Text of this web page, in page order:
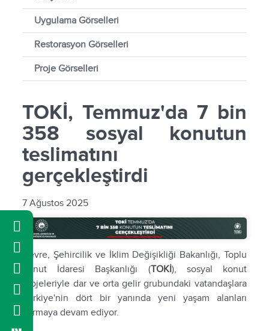
Uygulama Görselleri
Restorasyon Görselleri
Proje Görselleri
TOKİ, Temmuz'da 7 bin
358 sosyal konutun
teslimatını
gerçekleştirdi
7 Ağustos 2025
Çevre, Şehircilik ve İklim Değişikliği Bakanlığı, Toplu
Konut İdaresi Başkanlığı (TOKİ), sosyal konut
projeleriyle dar ve orta gelir grubundaki vatandaşlara
Türkiye'nin dört bir yanında yeni yaşam alanları
kurmaya devam ediyor.